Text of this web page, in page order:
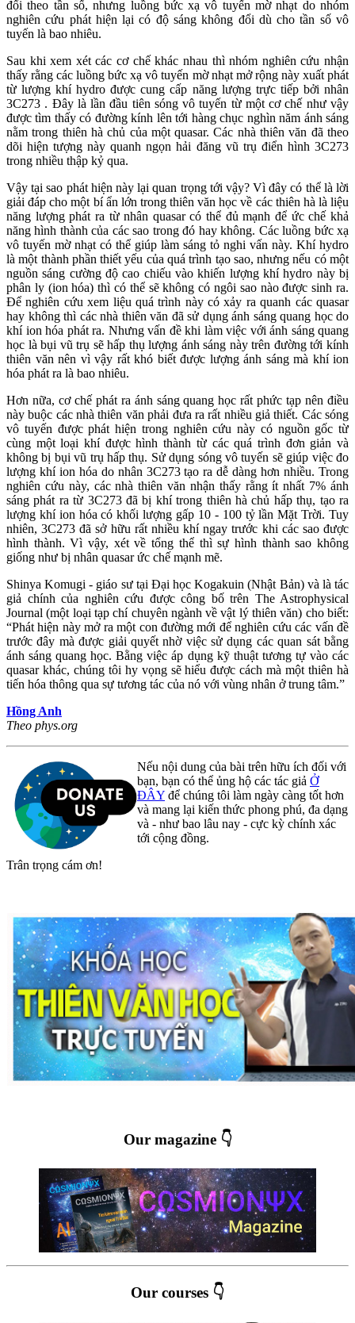
đổi theo tần số, nhưng luồng bức xạ vô tuyến mờ nhạt do nhóm
nghiên cứu phát hiện lại có độ sáng không đổi dù cho tần số vô
tuyến là bao nhiêu.
Sau khi xem xét các cơ chế khác nhau thì nhóm nghiên cứu nhận
thấy rằng các luồng bức xạ vô tuyến mờ nhạt mở rộng này xuất phát
từ lượng khí hydro được cung cấp năng lượng trực tiếp bởi nhân
3C273 . Đây là lần đầu tiên sóng vô tuyến từ một cơ chế như vậy
được tìm thấy có đường kính lên tới hàng chục nghìn năm ánh sáng
nằm trong thiên hà chủ của một quasar. Các nhà thiên văn đã theo
dõi hiện tượng này quanh ngọn hải đăng vũ trụ điển hình 3C273
trong nhiều thập kỷ qua.
Vậy tại sao phát hiện này lại quan trọng tới vậy? Vì đây có thể là lời
giải đáp cho một bí ẩn lớn trong thiên văn học về các thiên hà là liệu
năng lượng phát ra từ nhân quasar có thể đủ mạnh để ức chế khả
năng hình thành của các sao trong đó hay không. Các luồng bức xạ
vô tuyến mờ nhạt có thể giúp làm sáng tỏ nghi vấn này. Khí hydro
là một thành phần thiết yếu của quá trình tạo sao, nhưng nếu có một
nguồn sáng cường độ cao chiếu vào khiến lượng khí hydro này bị
phân ly (ion hóa) thì có thể sẽ không có ngôi sao nào được sinh ra.
Để nghiên cứu xem liệu quá trình này có xảy ra quanh các quasar
hay không thì các nhà thiên văn đã sử dụng ánh sáng quang học do
khí ion hóa phát ra. Nhưng vấn đề khi làm việc với ánh sáng quang
học là bụi vũ trụ sẽ hấp thụ lượng ánh sáng này trên đường tới kính
thiên văn nên vì vậy rất khó biết được lượng ánh sáng mà khí ion
hóa phát ra là bao nhiêu.
Hơn nữa, cơ chế phát ra ánh sáng quang học rất phức tạp nên điều
này buộc các nhà thiên văn phải đưa ra rất nhiều giả thiết. Các sóng
vô tuyến được phát hiện trong nghiên cứu này có nguồn gốc từ
cùng một loại khí được hình thành từ các quá trình đơn giản và
không bị bụi vũ trụ hấp thụ. Sử dụng sóng vô tuyến sẽ giúp việc đo
lượng khí ion hóa do nhân 3C273 tạo ra dễ dàng hơn nhiều. Trong
nghiên cứu này, các nhà thiên văn nhận thấy rằng ít nhất 7% ánh
sáng phát ra từ 3C273 đã bị khí trong thiên hà chủ hấp thụ, tạo ra
lượng khí ion hóa có khối lượng gấp 10 - 100 tỷ lần Mặt Trời. Tuy
nhiên, 3C273 đã sở hữu rất nhiều khí ngay trước khi các sao được
hình thành. Vì vậy, xét về tổng thể thì sự hình thành sao không
giống như bị nhân quasar ức chế mạnh mẽ.
Shinya Komugi - giáo sư tại Đại học Kogakuin (Nhật Bản) và là tác
giả chính của nghiên cứu được công bố trên The Astrophysical
Journal (một loại tạp chí chuyên ngành về vật lý thiên văn) cho biết:
“Phát hiện này mở ra một con đường mới để nghiên cứu các vấn đề
trước đây mà được giải quyết nhờ việc sử dụng các quan sát bằng
ánh sáng quang học. Bằng việc áp dụng kỹ thuật tương tự vào các
quasar khác, chúng tôi hy vọng sẽ hiểu được cách mà một thiên hà
tiến hóa thông qua sự tương tác của nó với vùng nhân ở trung tâm.”
Hồng Anh
Theo phys.org
Nếu nội dung của bài trên hữu ích đối với
bạn, bạn có thể ủng hộ các tác giả Ở
ĐÂY để chúng tôi làm ngày càng tốt hơn
và mang lại kiến thức phong phú, đa dạng
và - như bao lâu nay - cực kỳ chính xác
tới cộng đồng.
Trân trọng cám ơn!
Our magazine 👇
Our courses 👇